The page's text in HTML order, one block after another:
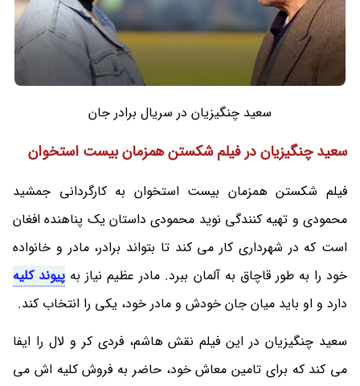
سعید چنگیزیان در سریال برادر جان
سعید چنگیزیان در فیلم شکستن همزمان بیست استخوان
فیلم شکستن همزمان بیست استخوان به کارگردانی جمشید
محمودی و تهیه کنندگی نوید محمودی داستان یک پناهنده افغان
است که در شهرداری کار می کند تا بتواند برادر، مادر و خانواده
خود را به طور قاچاق به آلمان ببرد. مادر عظیم نیاز به پیوند کلیه
دارد و او باید میان جان خودش و مادر خود، یکی را انتخاب کند.
سعید چنگیزیان در این فیلم نقش هاشم، فردی کر و لال را ایفا
می کند که برای تامین معاش خود، حاضر به فروش کلیه اش می